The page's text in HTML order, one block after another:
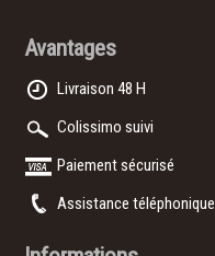
Avantages
Livraison 48 H
Colissimo suivi
Paiement sécurisé
Assistance téléphonique